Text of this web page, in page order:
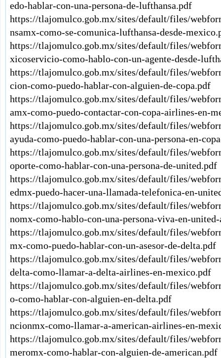
edo-hablar-con-una-persona-de-lufthansa.pdf
https://tlajomulco.gob.mx/sites/default/files/
nsamx-como-se-comunica-lufthansa-desde-
https://tlajomulco.gob.mx/sites/default/files/
xicoservicio-como-hablo-con-un-agente-desde-
https://tlajomulco.gob.mx/sites/default/files/
cion-como-puedo-hablar-con-alguien-de-copa.pdf
https://tlajomulco.gob.mx/sites/default/files/
amx-como-puedo-contactar-con-copa-airlines-en-
https://tlajomulco.gob.mx/sites/default/files/
ayuda-como-puedo-hablar-con-una-persona-en-
https://tlajomulco.gob.mx/sites/default/files/
oporte-como-hablar-con-una-persona-de-united.pdf
https://tlajomulco.gob.mx/sites/default/files/
edmx-puedo-hacer-una-llamada-telefonica-en-
https://tlajomulco.gob.mx/sites/default/files/
nomx-como-hablo-con-una-persona-viva-en-
https://tlajomulco.gob.mx/sites/default/files/
mx-como-puedo-hablar-con-un-asesor-de-delta.pdf
https://tlajomulco.gob.mx/sites/default/files/
delta-como-llamar-a-delta-airlines-en-mexico.pdf
https://tlajomulco.gob.mx/sites/default/files/
o-como-hablar-con-alguien-en-delta.pdf
https://tlajomulco.gob.mx/sites/default/files/
ncionmx-como-llamar-a-american-airlines-en-
https://tlajomulco.gob.mx/sites/default/files/
meromx-como-hablar-con-alguien-de-american.pdf